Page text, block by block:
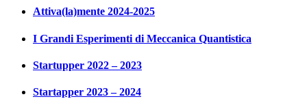
Attiva(la)mente 2024-2025
I Grandi Esperimenti di Meccanica Quantistica
Startupper 2022 – 2023
Startapper 2023 – 2024